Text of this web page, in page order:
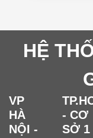
HỆ
VP
HÀ
NỘI -
- CƠ
SỞ 1